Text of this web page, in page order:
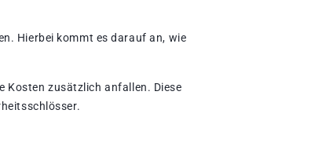
Hierbei kommt es darauf an, wie
Kosten zusätzlich anfallen. Diese